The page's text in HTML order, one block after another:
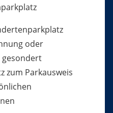
oder
gesondert
zum Parkausweis